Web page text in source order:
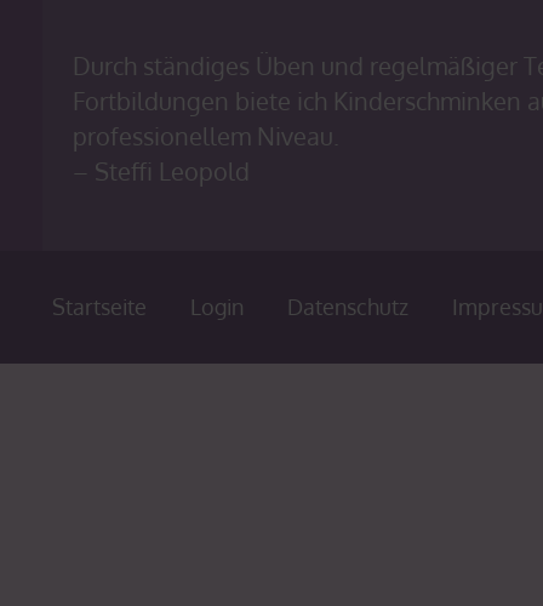
Durch ständiges Üben und regelmäßiger
Fortbildungen biete ich Kinderschminken
professionellem Niveau.
– Steffi Leopold
Startseite Login Datenschutz